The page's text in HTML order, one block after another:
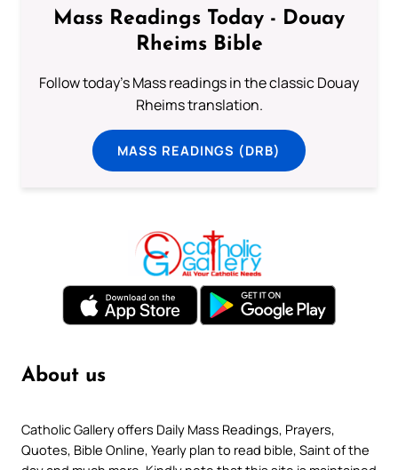
Mass Readings Today - Douay
Rheims Bible
Follow today's Mass readings in the classic Douay
Rheims translation.
MASS READINGS (DRB)
About us
Catholic Gallery offers Daily Mass Readings, Prayers,
Quotes, Bible Online, Yearly plan to read bible, Saint of the